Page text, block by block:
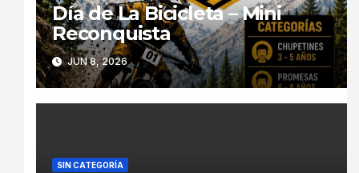
Día de La Bicicleta – Mini
Reconquista
JUN 8, 2026
SIN CATEGORÍA